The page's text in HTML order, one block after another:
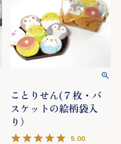
ことりせん(７枚・バ
スケットの絵柄袋入
り）
5.00